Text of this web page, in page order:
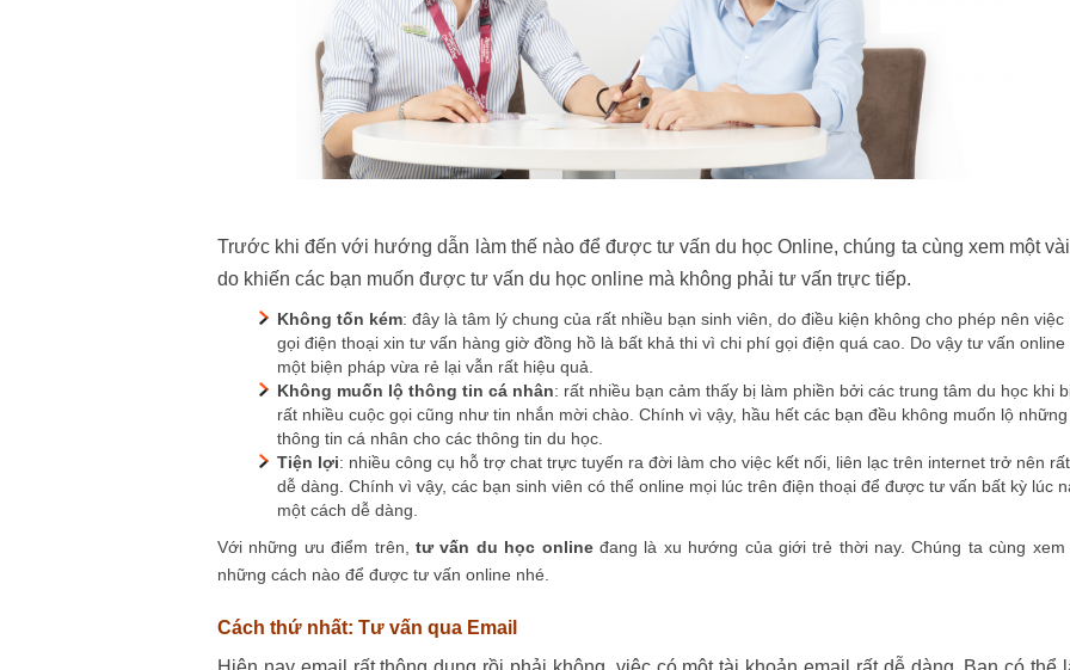
Trước khi đến với hướng dẫn làm thế nào để được tư vấn du học Online, chúng ta cùng xem một
do khiến các bạn muốn được tư vấn du học online mà không phải tư vấn trực tiếp.
Không tốn kém: đây là tâm lý chung của rất nhiều bạn sinh viên, do điều kiện không cho phép nên việc
gọi điện thoại xin tư vấn hàng giờ đồng hồ là bất khả thi vì chi phí gọi điện quá cao. Do vậy tư vấn online
một biện pháp vừa rẻ lại vẫn rất hiệu quả.
Không muốn lộ thông tin cá nhân: rất nhiều bạn cảm thấy bị làm phiền bởi các trung tâm du học khi
rất nhiều cuộc gọi cũng như tin nhắn mời chào. Chính vì vậy, hầu hết các bạn đều không muốn lộ những
thông tin cá nhân cho các thông tin du học.
Tiện lợi: nhiều công cụ hỗ trợ chat trực tuyến ra đời làm cho việc kết nối, liên lạc trên internet trở nên rất
dễ dàng. Chính vì vậy, các bạn sinh viên có thể online mọi lúc trên điện thoại để được tư vấn bất kỳ lúc
một cách dễ dàng.
Với những ưu điểm trên, tư vấn du học onlineđang là xu hướng của giới trẻ thời nay. Chúng ta cùng xem
những cách nào để được tư vấn online nhé.
Cách thứ nhất: Tư vấn qua Email